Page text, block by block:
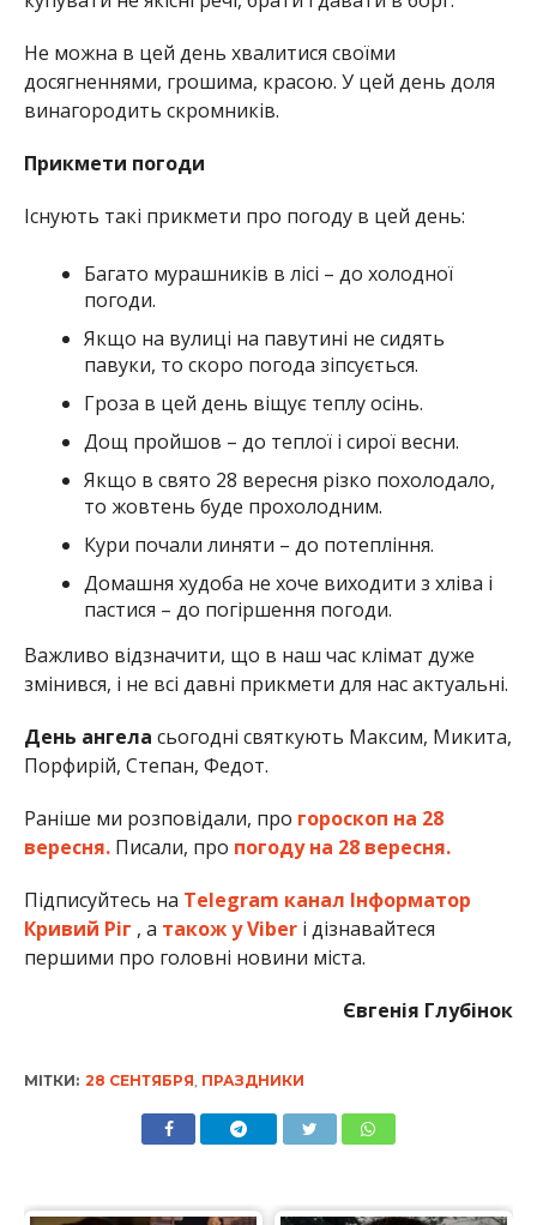
Не можна в цей день хвалитися своїми
досягненнями, грошима, красою. У цей день доля
винагородить скромників.
Прикмети погоди
Існують такі прикмети про погоду в цей день:
Багато мурашників в лісі – до холодної
погоди.
Якщо на вулиці на павутині не сидять
павуки, то скоро погода зіпсується.
Гроза в цей день віщує теплу осінь.
Дощ пройшов – до теплої і сирої весни.
Якщо в свято 28 вересня різко похолодало,
то жовтень буде прохолодним.
Кури почали линяти – до потепління.
Домашня худоба не хоче виходити з хліва і
пастися – до погіршення погоди.
Важливо відзначити, що в наш час клімат дуже
змінився, і не всі давні прикмети для нас актуальні.
День ангела сьогодні святкують Максим, Микита,
Порфирій, Степан, Федот.
Раніше ми розповідали, про гороскоп на 28
вересня.Писали, про погоду на 28 вересня.
Підписуйтесь на Telegram канал Інформатор
Кривий Ріг , а також у Viberі дізнавайтеся
першими про головні новини міста.
Євгенія Глубінок
МІТКИ: 28 СЕНТЯБРЯ ПРАЗДНИКИ